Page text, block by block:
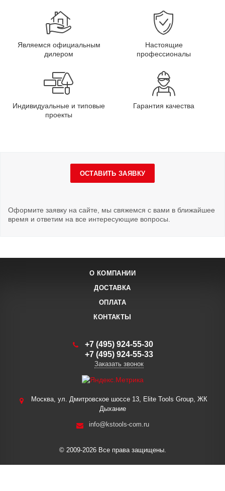
Являемся официальным
дилером
Настоящие
профессионалы
Индивидуальные и типовые
проекты
Гарантия качества
ОСТАВИТЬ ЗАЯВКУ
Оформите заявку на сайте, мы свяжемся с вами в ближайшее
время и ответим на все интересующие вопросы.
О КОМПАНИИ
ДОСТАВКА
ОПЛАТА
КОНТАКТЫ
+7 (495) 924-55-30
+7 (495) 924-55-33
Заказать звонок
Москва, ул. Дмитровское шоссе 13, Elite Tools Group, ЖК
Дыхание
info@kstools-com.ru
© 2009-2026 Все права защищены.